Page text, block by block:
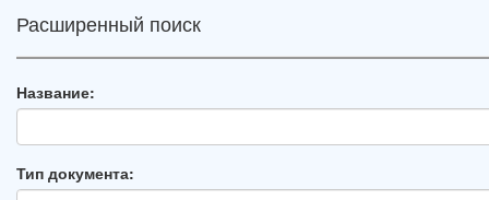
Расширенный поиск
Название:
Тип документа: